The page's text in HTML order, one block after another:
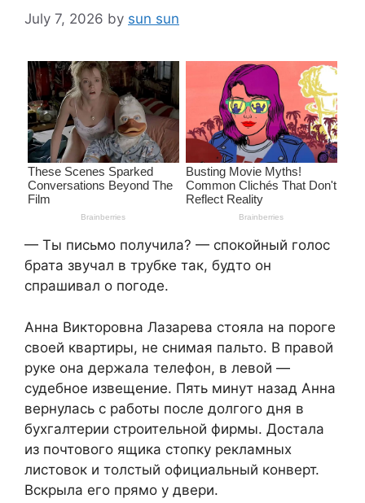
July 7, 2026 by sun sun
— Ты письмо получила? — спокойный голос
брата звучал в трубке так, будто он
спрашивал о погоде.
Анна Викторовна Лазарева стояла на пороге
своей квартиры, не снимая пальто. В правой
руке она держала телефон, в левой —
судебное извещение. Пять минут назад Анна
вернулась с работы после долгого дня в
бухгалтерии строительной фирмы. Достала
из почтового ящика стопку рекламных
листовок и толстый официальный конверт.
Вскрыла его прямо у двери.